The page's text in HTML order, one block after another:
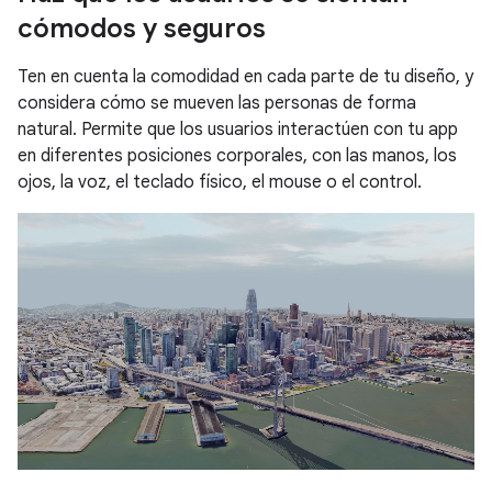
cómodos y seguros
Ten en cuenta la comodidad en cada parte de tu diseño, y
considera cómo se mueven las personas de forma
natural. Permite que los usuarios interactúen con tu app
en diferentes posiciones corporales, con las manos, los
ojos, la voz, el teclado físico, el mouse o el control.